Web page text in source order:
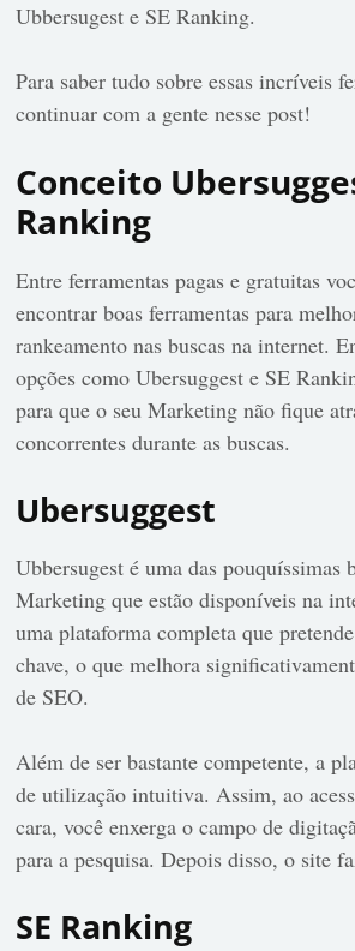
Ubbersugest e SE Ranking.
Para saber tudo sobre essas incríveis
continuar com a gente nesse post!
Conceito
Ranking
Entre ferramentas pagas e gratuitas
encontrar boas ferramentas para
rankeamento nas buscas na internet.
opções como Ubersuggest e SE
para que o seu Marketing não fique
concorrentes durante as buscas.
Ubersuggest
Ubbersugest é uma das pouquíssimas
Marketing que estão disponíveis na
uma plataforma completa que
chave, o que melhora
de SEO.
Além de ser bastante competente, a
de utilização intuitiva. Assim, ao
cara, você enxerga o campo de
para a pesquisa. Depois disso, o site
SE Ranking